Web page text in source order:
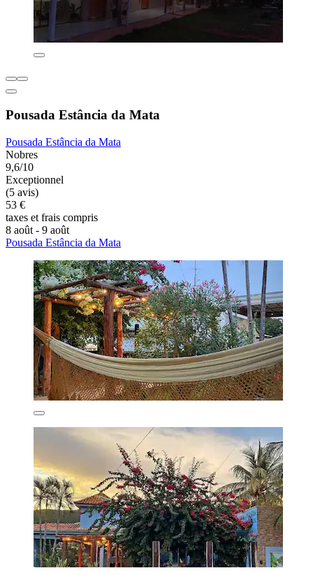
Pousada Estância da Mata
Pousada Estância da Mata
Nobres
9,6/10
Exceptionnel
(5 avis)
53 €
taxes et frais compris
8 août - 9 août
Pousada Estância da Mata